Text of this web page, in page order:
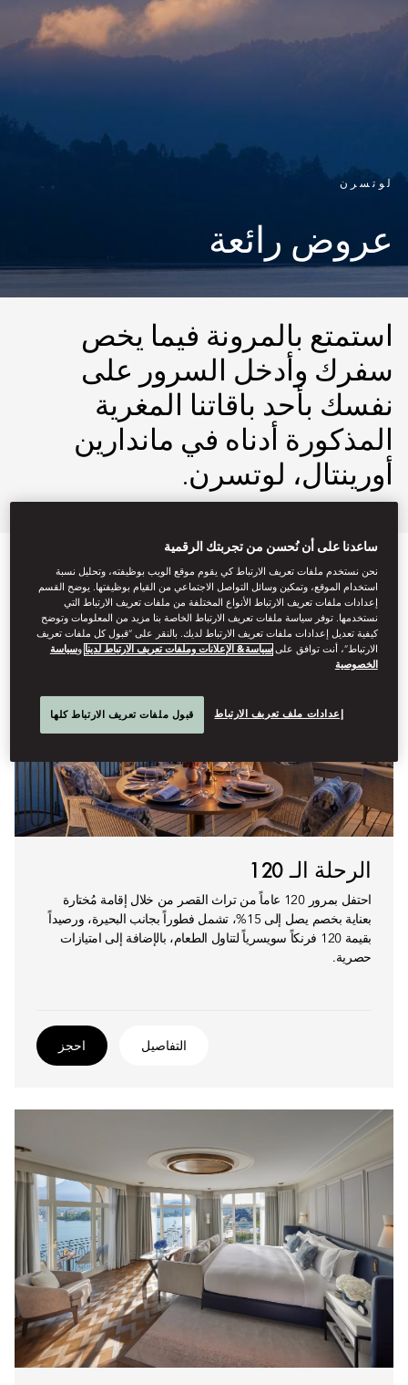
لوتسرن
عروض رائعة
استمتع بالمرونة فيما يخص
سفرك وأدخل السرور على
نفسك بأحد باقاتنا المغرية
المذكورة أدناه في ماندارين
أورينتال، لوتسرن.
الرحلة الـ 120
احتفل بمرور 120 عاماً من تراث القصر من خلال إقامة مُختارة
بعناية بخصم يصل إلى 15%، تشمل فطوراً بجانب البحيرة، ورصيداً
بقيمة 120 فرنكاً سويسرياً لتناول الطعام، بالإضافة إلى امتيازات
حصرية.
التفاصيل احجز
ساعدنا على أن نُحسن من تجربتك الرقمية
نحن نستخدم ملفات تعريف الارتباط كي يقوم موقع الويب بوظيفته، وتحليل نسبة
استخدام الموقع، وتمكين وسائل التواصل الاجتماعي من القيام بوظيفتها. يوضح القسم
إعدادات ملفات تعريف الارتباط الأنواع المختلفة من ملفات تعريف الارتباط التي
نستخدمها. توفر سياسة ملفات تعريف الارتباط الخاصة بنا مزيد من المعلومات وتوضح
كيفية تعديل إعدادات ملفات تعريف الارتباط لديك. بالنقر على “قبول كل ملفات تعريف
الارتباط”، أنت توافق علىسياسة& الإعلانات وملفات تعريف الارتباط لدينا وسياسة
الخصوصية
إعدادات ملف تعريف الارتباط قبول ملفات تعريف الارتباط كلها